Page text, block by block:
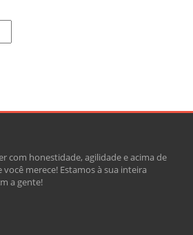
com honestidade, agilidade e acima de
merece! Estamos à sua inteira
a gente!